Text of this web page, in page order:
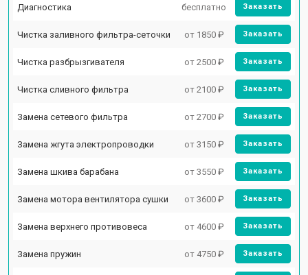
Диагностика бесплатно Заказать
Чистка заливного фильтра-сеточки от 1850 ₽ Заказать
Чистка разбрызгивателя от 2500 ₽ Заказать
Чистка сливного фильтра от 2100 ₽ Заказать
Замена сетевого фильтра от 2700 ₽ Заказать
Замена жгута электропроводки от 3150 ₽ Заказать
Замена шкива барабана от 3550 ₽ Заказать
Замена мотора вентилятора сушки от 3600 ₽ Заказать
Замена верхнего противовеса от 4600 ₽ Заказать
Замена пружин от 4750 ₽ Заказать